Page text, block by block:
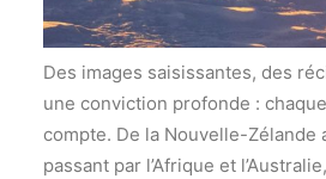
Des images saisissantes, des
une conviction profonde :
compte. De la Nouvelle-Zélande
passant par l’Afrique et